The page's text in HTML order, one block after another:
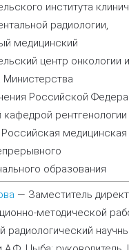
института
радиологии,
медицинский
центр онкологии
Министерства
Российской
рентгенологии
Российская медицинская
образования
— Заместитель
методической
радиологический